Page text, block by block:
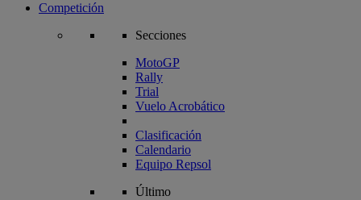
Competición
Secciones
MotoGP
Rally
Trial
Vuelo Acrobático
Clasificación
Calendario
Equipo Repsol
Último